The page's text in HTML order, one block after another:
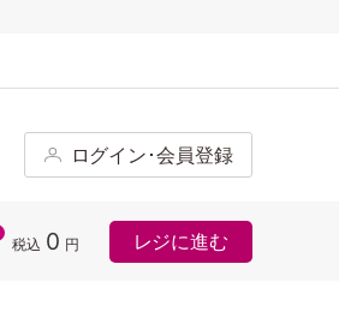
ログイン･会員登録
税込 0 円 レジに進む